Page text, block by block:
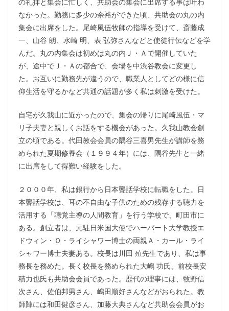
なかった。勤務に多少の余裕ができた頃、共助会の丸の内
集会に出席をした。尾崎風伍牧師の指導を受けて、斎藤成
一、山谷 朗、水崎 明、表 弘弥さんなどと使徒行伝などを学
んだ。丸の内集会は初めは丸の内Ｊ・Ａで開催していた
が、途中でＪ・Ａの都合で、会場を中渋谷教会に変更し
た。お互いに勤務先が違うので、職業人としてどの様に信
仰生活を守るかなど共通の話題が多く私は刺激を受けた。
自宅が久我山に近かったので、集会の帰りに尾崎風伍・マ
リ子夫妻と親しくお話をする機会があった。久我山教会創
立の頃である。代田教会会員の隅谷三喜男先生が講師を務
められた夏期修養会（１９９４年）には、隅谷先生と一緒
に出席をして得難い経験をした。
２０００年、私は銀行から日本聾話学校に転職をした。日
本聾話学校は、耳の不自由な子供のための残存する聴力を
活用する「聴覚主導の人間教育」を行う学校で、町田市に
ある。創立者は、元駐日米国大使でハーバート大学教授エ
ドウィン・Ｏ・ライシャワー博士の両親Ａ・カール・ライ
シャワー博士夫妻ある。校長は川田 殖先生であり、私は事
務長を務めた。長く校長を務められた大嶋 功氏、前校長安
積力也氏も共助会会員であった。歴代の理事には、牧野信
次さん、佐伯邦男さん、嶋田順好さんなどがおられた。教
師陣には和田健彦さん、加藤大典さんなど共助会会員がお